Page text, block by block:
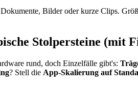
Bilder oder kurze Clips.
Stolpersteine (mit
rund, doch Einzelfälle gibt's:
? Stell die App-Skalierung auf